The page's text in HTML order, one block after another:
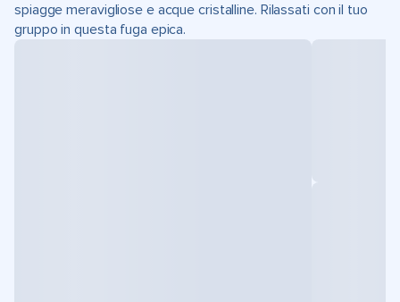
spiagge meravigliose e acque cristalline. Rilassati con il tuo
gruppo in questa fuga epica.